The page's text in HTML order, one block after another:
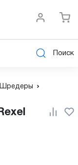
Поиск
Шредеры